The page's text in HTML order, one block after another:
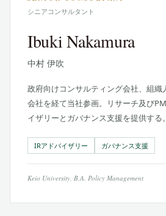
シニアコンサルタント
Ibuki Nakamura
中村 伊吹
政府向けコンサルティング会社、組織
会社を経て当社参画。リサーチ及び
イザリーとガバナンス支援を提供する。
IRアドバイザリー ガバナンス支援
Keio University, B.A. Policy Management